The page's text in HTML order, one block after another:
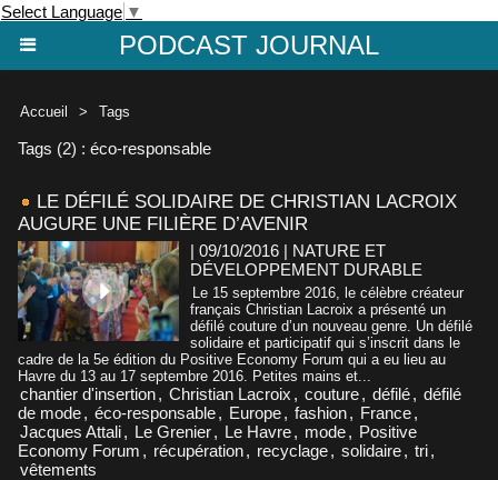
Select Language ▼
PODCAST JOURNAL
Accueil > Tags
Tags (2) : éco-responsable
LE DÉFILÉ SOLIDAIRE DE CHRISTIAN LACROIX
AUGURE UNE FILIÈRE D’AVENIR
| 09/10/2016 | NATURE ET
DÉVELOPPEMENT DURABLE
Le 15 septembre 2016, le célèbre créateur
français Christian Lacroix a présenté un
défilé couture d’un nouveau genre. Un défilé
solidaire et participatif qui s’inscrit dans le
cadre de la 5e édition du Positive Economy Forum qui a eu lieu au
Havre du 13 au 17 septembre 2016. Petites mains et...
chantier d'insertion, Christian Lacroix , couture, défilé, défilé
de mode, éco-responsable, Europe, fashion, France,
Jacques Attali, Le Grenier, Le Havre, mode, Positive
Economy Forum , récupération, recyclage, solidaire, tri,
vêtements